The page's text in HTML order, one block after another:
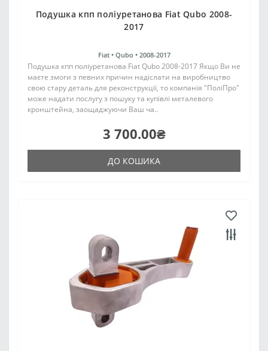
Подушка кпп поліуретанова Fiat Qubo 2008-
2017
Fiat • Qubo • 2008-2017
Подушка кпп поліуретанова Fiat Qubo 2008-2017 Якщо Ви не
маєте змоги з певних причин надіслати на виробництво
свою стару деталь для реконструкції, то компанія "ПоліПро"
може надати послугу з пошуку та купівлі металевого
кронштейна, заощаджуючи Ваш ча..
3 700.00₴
ДО КОШИКА